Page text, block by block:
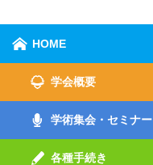
HOME
学会概要
学術集会・セミナー
各種手続き